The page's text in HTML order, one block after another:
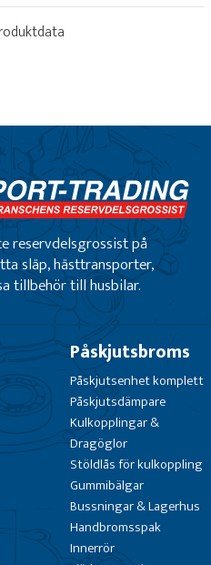
reservdelsgrossist på
släp, hästtransporter,
tillbehör till husbilar.
Påskjutsbroms
Påskjutsenhet komplett
Påskjutsdämpare
Kulkopplingar &
Dragöglor
Stöldlås för kulkoppling
Gummibälgar
Bussningar & Lagerhus
Handbromsspak
Innerrör